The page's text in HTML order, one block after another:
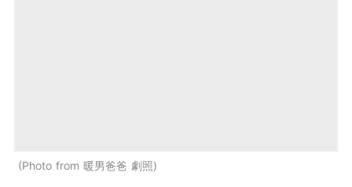
Photo from 暖男爸爸 劇照